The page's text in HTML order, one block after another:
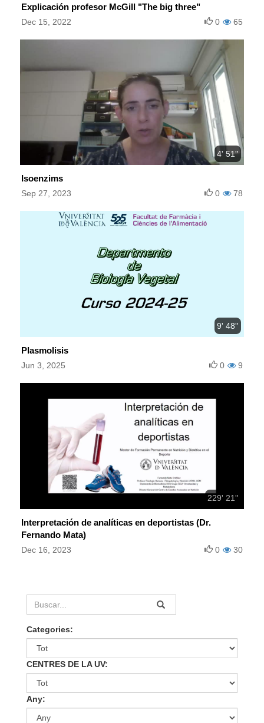
Explicación profesor McGill "The big three"
Dec 15, 2022 65
0
4' 51''
Isoenzims
Sep 27, 2023 78
0
9' 48''
Plasmolisis
Jun 3, 2025 9
0
229' 21''
Interpretación de analíticas en deportistas (Dr.
Fernando Mata)
Dec 16, 2023 30
0
Categories:
CENTRES DE LA UV:
Any: